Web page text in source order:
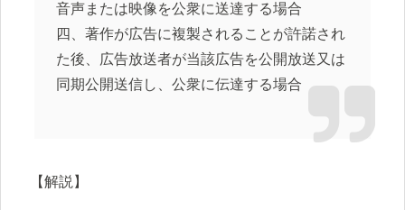
音声または映像を公衆に送達する場合
四、著作が広告に複製されることが許諾され
た後、広告放送者が当該広告を公開放送又は
同期公開送信し、公衆に伝達する場合
【解説】